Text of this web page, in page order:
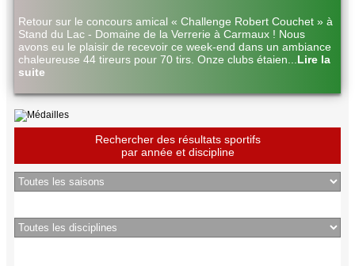
Retour sur le concours amical « Challenge Robert Couchet » à
Stand du Lac - Domaine de la Verrerie à Carmaux ! Nous
avons eu le plaisir de recevoir ce week-end dans un ambiance
chaleureuse 44 tireurs pour 70 tirs. Onze clubs étaien
Lire la
suite
Rechercher des résultats sportifs
par année et discipline